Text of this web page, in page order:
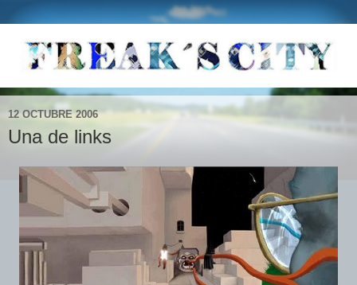
12 OCTUBRE 2006
Una de links